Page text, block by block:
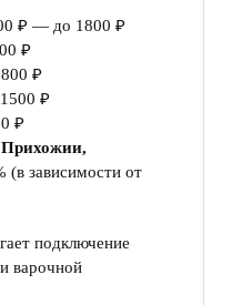
₽ — до 1800 ₽
₽
₽
₽
₽
(в зависимости от
подключение
варочной